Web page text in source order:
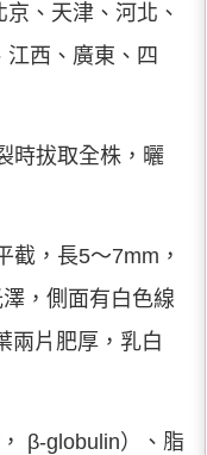
、天津、河北、
西、廣東、四
時拔取全株，曬
截，長5～7mm，
，側面有白色線
兩片肥厚，乳白
β-globulin）、脂